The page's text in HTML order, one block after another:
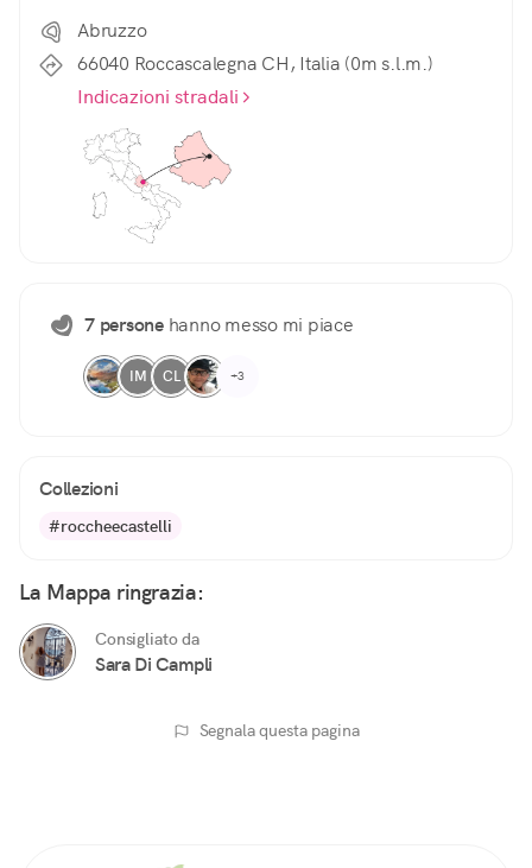
Abruzzo
66040 Roccascalegna CH, Italia (0m s.l.m.)
Indicazioni stradali
7 personehanno messo mi piace
IM CL +3
Collezioni
#roccheecastelli
La Mappa ringrazia:
Consigliato da
Sara Di Campli
Segnala questa pagina